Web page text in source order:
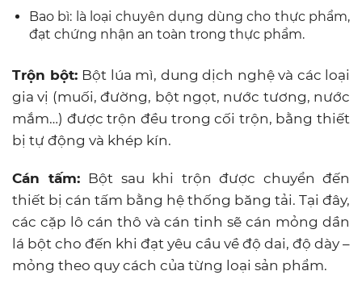
Bao bì: là loại chuyên dụng dùng cho thực phẩm,
đạt chứng nhận an toàn trong thực phẩm.
Trộn bột: Bột lúa mì, dung dịch nghệ và các loại
gia vị (muối, đường, bột ngọt, nước tương, nước
mắm…) được trộn đều trong cối trộn, bằng thiết
bị tự động và khép kín.
Cán tấm: Bột sau khi trộn được chuyển đến
thiết bị cán tấm bằng hệ thống băng tải. Tại đây,
các cặp lô cán thô và cán tinh sẽ cán mỏng dần
lá bột cho đến khi đạt yêu cầu về độ dai, độ dày –
mỏng theo quy cách của từng loại sản phẩm.